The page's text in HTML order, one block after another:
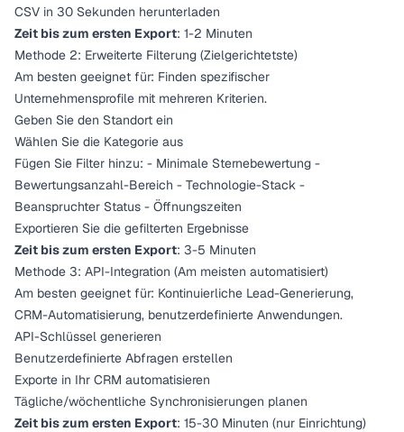
CSV in 30 Sekunden herunterladen
Zeit bis zum ersten Export: 1-2 Minuten
Methode 2: Erweiterte Filterung (Zielgerichtetste)
Am besten geeignet für: Finden spezifischer
Unternehmensprofile mit mehreren Kriterien.
Geben Sie den Standort ein
Wählen Sie die Kategorie aus
Fügen Sie Filter hinzu: - Minimale Sternebewertung -
Bewertungsanzahl-Bereich - Technologie-Stack -
Beanspruchter Status - Öffnungszeiten
Exportieren Sie die gefilterten Ergebnisse
Zeit bis zum ersten Export: 3-5 Minuten
Methode 3: API-Integration (Am meisten automatisiert)
Am besten geeignet für: Kontinuierliche Lead-Generierung,
CRM-Automatisierung, benutzerdefinierte Anwendungen.
API-Schlüssel generieren
Benutzerdefinierte Abfragen erstellen
Exporte in Ihr CRM automatisieren
Tägliche/wöchentliche Synchronisierungen planen
Zeit bis zum ersten Export: 15-30 Minuten (nur Einrichtung)